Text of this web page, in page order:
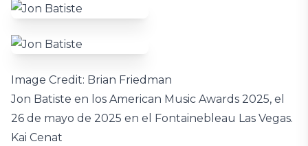
Image Credit: Brian Friedman
Jon Batiste en los American Music Awards 2025, el
26 de mayo de 2025 en el Fontainebleau Las Vegas.
Kai Cenat